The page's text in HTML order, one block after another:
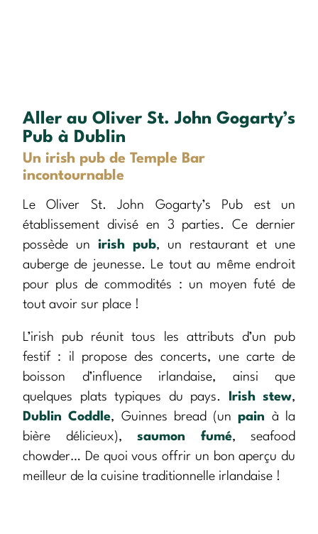
Aller au Oliver St. John Gogarty’s
Pub à Dublin
Un irish pub de Temple Bar
incontournable
Le Oliver St. John Gogarty’s Pub est un
établissement divisé en 3 parties. Ce dernier
possède un irish pub, un restaurant et une
auberge de jeunesse. Le tout au même endroit
pour plus de commodités : un moyen futé de
tout avoir sur place !
L’irish pub réunit tous les attributs d’un pub
festif : il propose des concerts, une carte de
boisson d’influence irlandaise, ainsi que
quelques plats typiques du pays.
Irish stew,
Dublin Coddle, Guinnes bread (unpain à la
bière délicieux), saumon fumé, seafood
chowder… De quoi vous offrir un bon aperçu du
meilleur de la cuisine traditionnelle irlandaise !